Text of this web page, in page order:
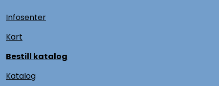
Infosenter
Kart
Bestill katalog
Katalog